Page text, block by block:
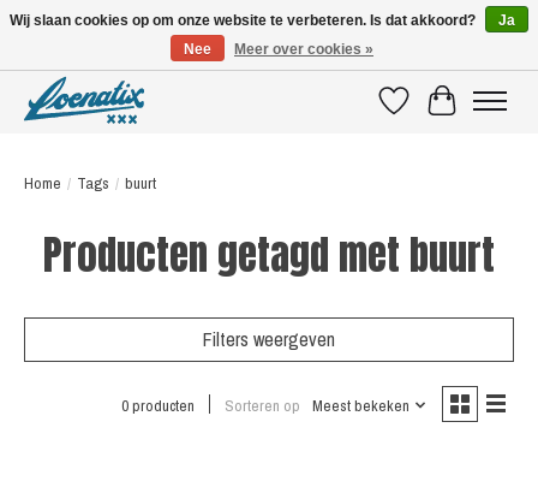
VerlanglijstWinkelwagen
Home / Tags / buurt
Producten getagd met buurt
Filters weergeven
0 producten Sorteren op Meest bekeken
Wij slaan cookies op om onze website te verbeteren. Is dat akkoord?
Ja
Nee
Meer over cookies »